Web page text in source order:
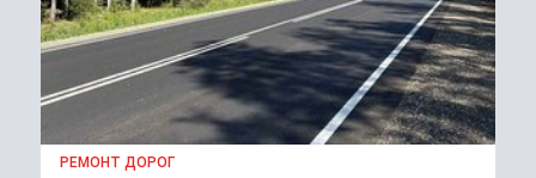
РЕМОНТ ДОРОГ